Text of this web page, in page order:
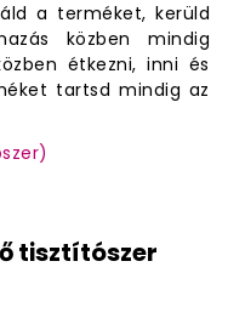
a terméket, kerüld
közben mindig
étkezni, inni és
tartsd mindig az
tisztítószer